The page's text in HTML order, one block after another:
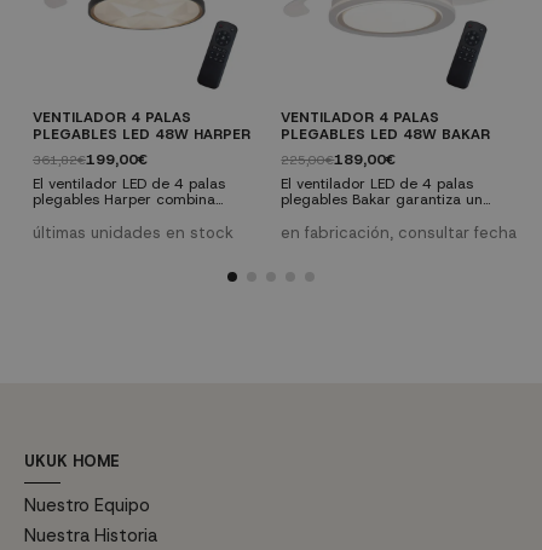
VENTILADOR 4 PALAS
PLEGABLES LED 48W HARPER
361,82€199,00€
El ventilador LED de 4 palas
plegables Harper combina
para mejorar cualquier espacio.
últimas unidades en stock
VENTILADOR 4 PALAS
PLEGABLES LED 48W BAKAR
225,00€189,00€
El ventilador LED de 4 palas
plegables Bakar garantiza un
diseño elegante y funcional. Con
un motor silencioso de corriente
en fabricación, consultar fecha
UKUK HOME
Nuestro Equipo
Nuestra Historia